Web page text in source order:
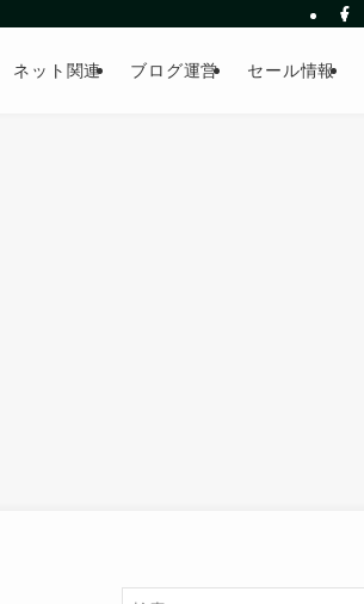
ネット関連 ブログ運営 セール情報